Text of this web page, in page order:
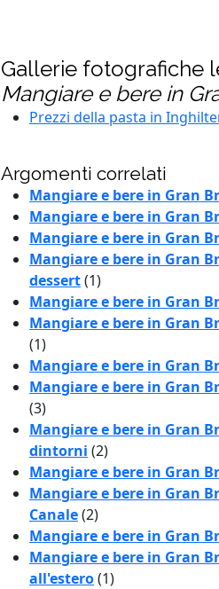
Gallerie fotografiche
Mangiare e bere in
Prezzi della pasta in
Argomenti correlati
Mangiare e bere in Gran
Mangiare e bere in Gran
Mangiare e bere in Gran
Mangiare e bere in Gran
dessert(1)
Mangiare e bere in Gran
Mangiare e bere in Gran
(1)
Mangiare e bere in Gran
Mangiare e bere in Gran
(3)
Mangiare e bere in Gran
dintorni (2)
Mangiare e bere in Gran
Mangiare e bere in Gran
Canale(2)
Mangiare e bere in Gran
Mangiare e bere in Gran
all'estero(1)